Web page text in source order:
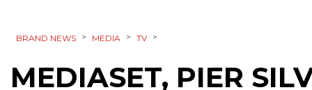
BRAND NEWS > MEDIA > TV >
MEDIASET, PIER